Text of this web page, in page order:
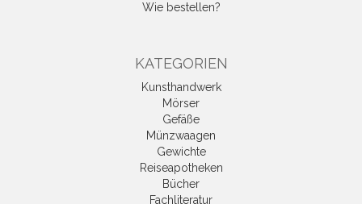
Wie bestellen?
KATEGORIEN
Kunsthandwerk
Mörser
Gefäße
Münzwaagen
Gewichte
Reiseapotheken
Bücher
Fachliteratur